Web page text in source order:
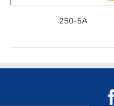
250-5A